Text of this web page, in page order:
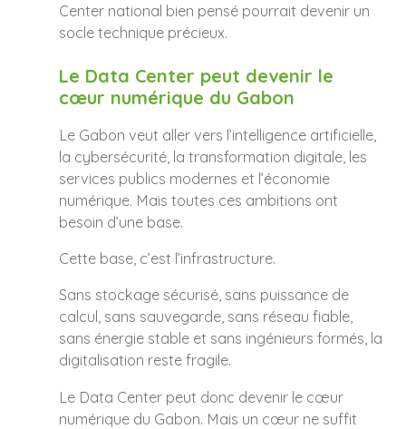
Center national bien pensé pourrait devenir un
socle technique précieux.
Le Data Center peut devenir le
cœur numérique du Gabon
Le Gabon veut aller vers l’intelligence artificielle,
la cybersécurité, la transformation digitale, les
services publics modernes et l’économie
numérique. Mais toutes ces ambitions ont
besoin d’une base.
Cette base, c’est l’infrastructure.
Sans stockage sécurisé, sans puissance de
calcul, sans sauvegarde, sans réseau fiable,
sans énergie stable et sans ingénieurs formés, la
digitalisation reste fragile.
Le Data Center peut donc devenir le cœur
numérique du Gabon. Mais un cœur ne suffit